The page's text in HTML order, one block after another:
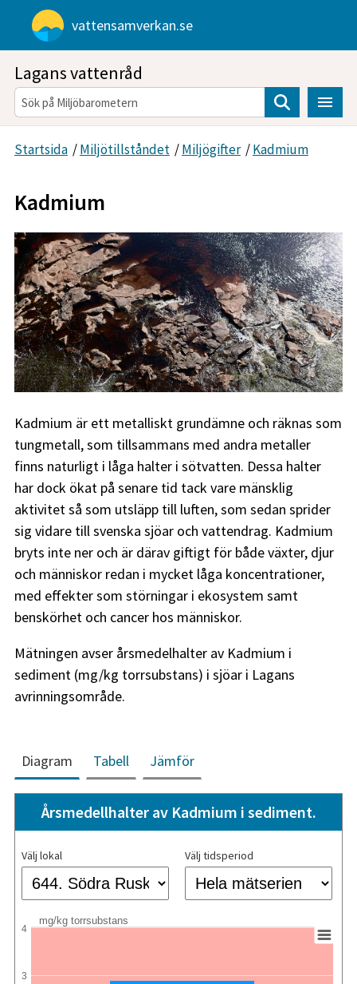
Gå direkt till sidans innehåll
vattensamverkan.se
Lagans vattenråd
Sök
Startsida /Miljötillståndet /Miljögifter /Kadmium
Kadmium
Kadmium är ett metalliskt grundämne och räknas som
tungmetall, som tillsammans med andra metaller
finns naturligt i låga halter i sötvatten. Dessa halter
har dock ökat på senare tid tack vare mänsklig
aktivitet så som utsläpp till luften, som sedan sprider
sig vidare till svenska sjöar och vattendrag. Kadmium
bryts inte ner och är därav giftigt för både växter, djur
och människor redan i mycket låga koncentrationer,
med effekter som störningar i ekosystem samt
benskörhet och cancer hos människor.
Mätningen avser årsmedelhalter av Kadmium i
sediment (mg/kg torrsubstans) i sjöar i Lagans
avrinningsområde.
Diagram Tabell Jämför
Årsmedellhalter av Kadmium i sediment.
Välj lokal Välj tidsperiod
mg/kg torrsubstans
3
4